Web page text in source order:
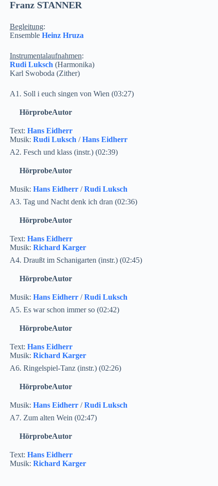
Franz STANNER
Begleitung:
Ensemble Heinz Hruza
Instrumentalaufnahmen:
Rudi Luksch (Harmonika)
Karl Swoboda (Zither)
A1. Soll i euch singen von Wien (03:27)
HörprobeAutor
Text: Hans Eidherr
Musik: Rudi Luksch /Hans Eidherr
A2. Fesch und klass (instr.) (02:39)
HörprobeAutor
Musik: Hans Eidherr /Rudi Luksch
A3. Tag und Nacht denk ich dran (02:36)
HörprobeAutor
Text: Hans Eidherr
Musik: Richard Karger
A4. Draußt im Schanigarten (instr.) (02:45)
HörprobeAutor
Musik: Hans Eidherr /Rudi Luksch
A5. Es war schon immer so (02:42)
HörprobeAutor
Text: Hans Eidherr
Musik: Richard Karger
A6. Ringelspiel-Tanz (instr.) (02:26)
HörprobeAutor
Musik: Hans Eidherr /Rudi Luksch
A7. Zum alten Wein (02:47)
HörprobeAutor
Text: Hans Eidherr
Musik: Richard Karger